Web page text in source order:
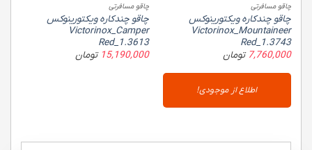
چاقو مسافرتی
چاقو چندکاره ویکتورینوکس
Victorinox_Mountaineer
Red_1.3743
7,760,000 تومان
اطلاع از موجودی!
چاقو مسافرتی
چاقو چندکاره ویکتورینوکس
Victorinox_Camper
Red_1.3613
15,190,000 تومان